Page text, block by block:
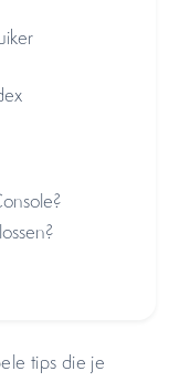
tips die je